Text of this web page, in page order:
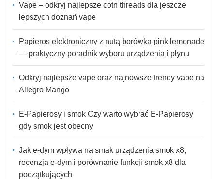
Vape – odkryj najlepsze cotn threads dla jeszcze
lepszych doznań vape
Papieros elektroniczny z nutą borówka pink lemonade
— praktyczny poradnik wyboru urządzenia i płynu
Odkryj najlepsze vape oraz najnowsze trendy vape na
Allegro Mango
E-Papierosy i smok Czy warto wybrać E-Papierosy
gdy smok jest obecny
Jak e-dym wpływa na smak urządzenia smok x8,
recenzja e-dym i porównanie funkcji smok x8 dla
początkujących